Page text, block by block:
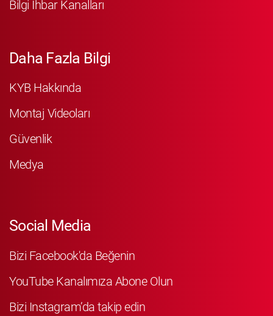
Bilgi İhbar Kanalları
Daha Fazla Bilgi
KYB Hakkında
Montaj Videoları
Güvenlik
Medya
Social Media
Bizi Facebook'da Beğenin
YouTube Kanalımıza Abone Olun
Bizi Instagram’da takip edin